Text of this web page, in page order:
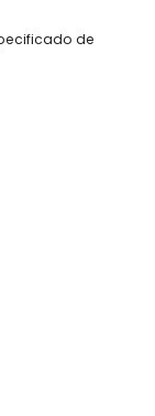
de